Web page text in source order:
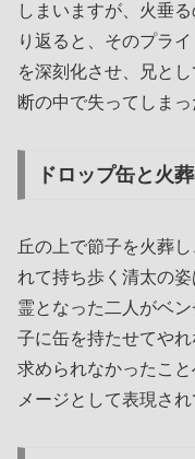
しまいますが、火垂
り返ると、そのプラ
を深刻化させ、兄と
断の中で失ってしま
ドロップ缶と火
丘の上で節子を火葬
れて持ち歩く清太の
霊となった二人がベ
子に缶を持たせてや
求められなかったこ
メージとして表現さ